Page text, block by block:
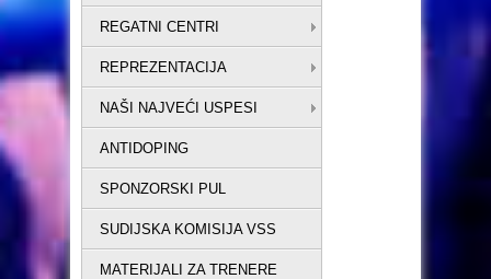
REGATNI CENTRI
REPREZENTACIJA
NAŠI NAJVEĆI USPESI
ANTIDOPING
SPONZORSKI PUL
SUDIJSKA KOMISIJA VSS
MATERIJALI ZA TRENERE